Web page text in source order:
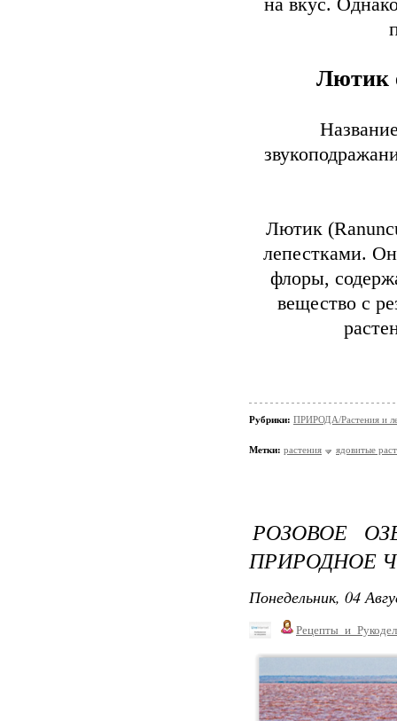
на вкус.
Лютик
Лютик
лепестками. Он
флоры,
вещество с
Рубрики: ПРИРОДА/Растения и
Метки: растения ядовитые
РОЗОВОЕ
ПРИРОДНОЕ
Понедельник, 04